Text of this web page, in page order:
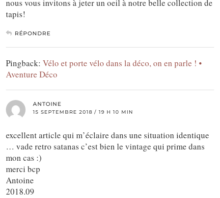
nous vous invitons à jeter un oeil à notre belle collection de
tapis!
RÉPONDRE
Pingback: Vélo et porte vélo dans la déco, on en parle ! •
Aventure Déco
ANTOINE
15 SEPTEMBRE 2018 / 19 H 10 MIN
excellent article qui m’éclaire dans une situation identique
… vade retro satanas c’est bien le vintage qui prime dans
mon cas :)
merci bcp
Antoine
2018.09